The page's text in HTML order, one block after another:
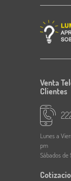
Venta
Clientes
Lunes a
pm
Sábados